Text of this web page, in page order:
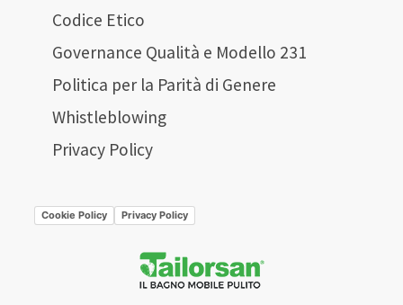
Codice Etico
Governance Qualità e Modello 231
Politica per la Parità di Genere
Whistleblowing
Privacy Policy
Cookie Policy Privacy Policy